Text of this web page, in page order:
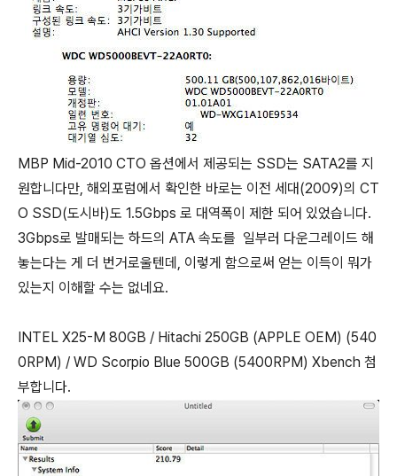
MBP Mid-2010 CTO 옵션에서 제공되는 SSD는 SATA2를 지
원합니다만, 해외포럼에서 확인한 바로는 이전 세대(2009)의 CT
O SSD(도시바)도 1.5Gbps 로 대역폭이 제한 되어 있었습니다.
3Gbps로 발매되는 하드의 ATA 속도를 일부러 다운그레이드 해
놓는다는 게 더 번거로울텐데, 이렇게 함으로써 얻는 이득이 뭐가
있는지 이해할 수는 없네요.
INTEL X25-M 80GB / Hitachi 250GB (APPLE OEM) (540
0RPM) / WD Scorpio Blue 500GB (5400RPM) Xbench 첨
부합니다.